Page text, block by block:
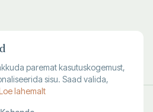
paremat kasutuskogemust,
sisu. Saad valida,
lahemalt